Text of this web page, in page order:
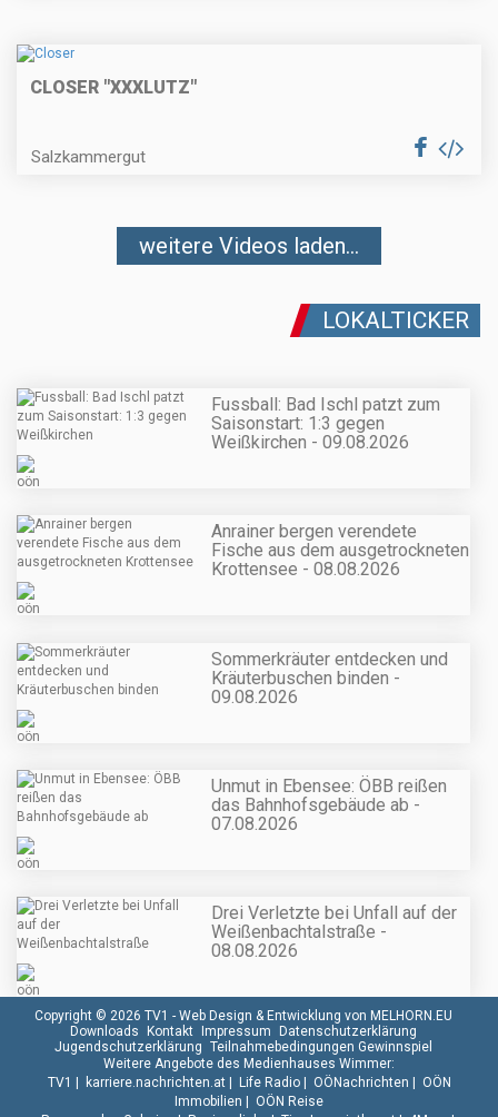
CLOSER "XXXLUTZ"
Salzkammergut
weitere Videos laden...
LOKALTICKER
Fussball: Bad Ischl patzt zum
Saisonstart: 1:3 gegen
Weißkirchen - 09.08.2026
Anrainer bergen verendete
Fische aus dem ausgetrockneten
Krottensee - 08.08.2026
Sommerkräuter entdecken und
Kräuterbuschen binden -
09.08.2026
Unmut in Ebensee: ÖBB reißen
das Bahnhofsgebäude ab -
07.08.2026
Drei Verletzte bei Unfall auf der
Weißenbachtalstraße -
08.08.2026
Copyright © 2026 TV1 - Web Design & Entwicklung von MELHORN.EU
Downloads
Kontakt Impressum
Datenschutzerklärung
Jugendschutzerklärung Teilnahmebedingungen Gewinnspiel
Weitere Angebote des Medienhauses Wimmer:
TV1
karriere.nachrichten.at| Life Radio| OÖNachrichten
OÖN
Immobilien
OÖN Reise